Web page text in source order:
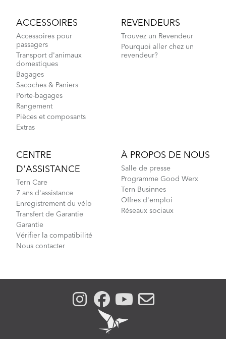
ACCESSOIRES
Accessoires pour
passagers
Transport d'animaux
domestiques
Bagages
Sacoches & Paniers
Porte-bagages
Rangement
Pièces et composants
Extras
REVENDEURS
Trouvez un Revendeur
Pourquoi aller chez un
revendeur?
CENTRE
D'ASSISTANCE
Tern Care
7 ans d'assistance
Enregistrement du vélo
Transfert de Garantie
Garantie
Vérifier la compatibilité
Nous contacter
À PROPOS DE NOUS
Salle de presse
Programme Good Werx
Tern Businnes
Offres d'emploi
Réseaux sociaux